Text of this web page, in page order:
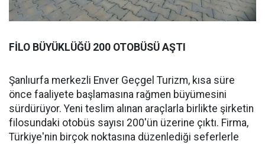
FİLO BÜYÜKLÜĞÜ 200 OTOBÜSÜ AŞTI
Şanlıurfa merkezli Enver Geçgel Turizm, kısa süre
önce faaliyete başlamasına rağmen büyümesini
sürdürüyor. Yeni teslim alınan araçlarla birlikte şirketin
filosundaki otobüs sayısı 200'ün üzerine çıktı. Firma,
Türkiye'nin birçok noktasına düzenlediği seferlerle